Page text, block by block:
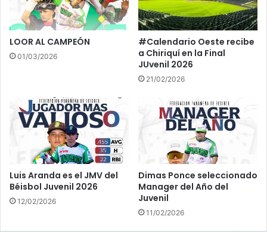
a
i
a
LOOR AL CAMPEÓN
01/03/2026
#Calendario Oeste recibe
a Chiriquí en la Final
JUvenil 2026
21/02/2026
Luis Aranda es el JMV del
Béisbol Juvenil 2026
12/02/2026
Dimas Ponce seleccionado
Manager del Año del
Juvenil
11/02/2026